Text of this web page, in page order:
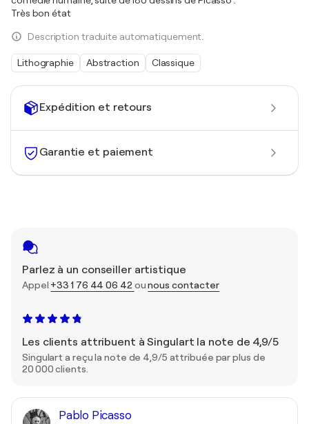
Expédition et retours
Garantie et paiement
Parlez à un conseiller artistique
Appel +33 1 76 44 06 42 ounous contacter
Les clients attribuent à Singulart la note de 4,9/5
Singulart a reçu la note de 4,9/5 attribuée par plus de
20 000 clients.
Pablo Picasso
Très bon état
Description traduite automatiquement.
Lithographie Abstraction Classique